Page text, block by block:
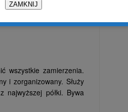
wszystkie zamierzenia.
i zorganizowany. Służy
najwyższej półki. Bywa
ZAMKNIJ